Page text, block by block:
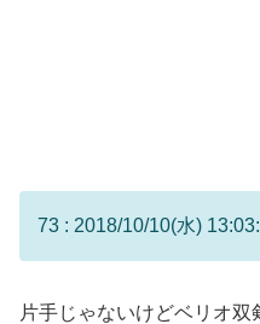
73 : 2018/10/10(水)
片手じゃないけどベリオ